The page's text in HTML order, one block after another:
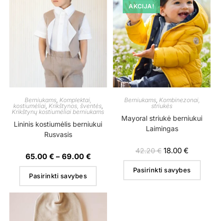
Berniukams,Komplektai,
kostiumėliai, Krikštynos, šventės,
Krikštynų kostiumėliai berniukams
Lininis kostiumėlis berniukui
Rusvasis
65.00 € – 69.00 €
Pasirinkti savybes
AKCIJA!
Berniukams, Kombinezonai,
striukės
Mayoral striukė berniukui
Laimingas
42.20€ 18.00 €
Pasirinkti savybes